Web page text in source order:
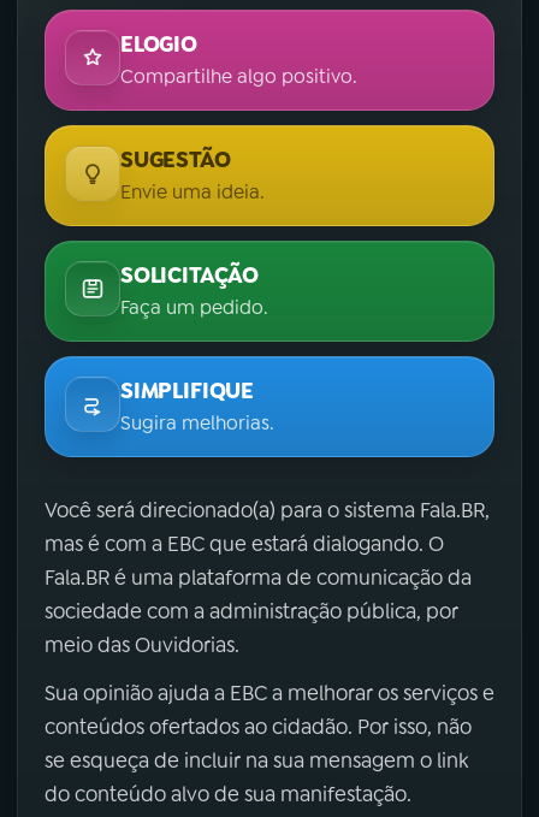
ELOGIO
Compartilhe algo positivo.
SUGESTÃO
Envie uma ideia.
SOLICITAÇÃO
Faça um pedido.
SIMPLIFIQUE
Sugira melhorias.
Você será direcionado(a) para o sistema Fala.BR,
mas é com a EBC que estará dialogando. O
Fala.BR é uma plataforma de comunicação da
sociedade com a administração pública, por
meio das Ouvidorias.
Sua opinião ajuda a EBC a melhorar os serviços e
conteúdos ofertados ao cidadão. Por isso, não
se esqueça de incluir na sua mensagem o link
do conteúdo alvo de sua manifestação.